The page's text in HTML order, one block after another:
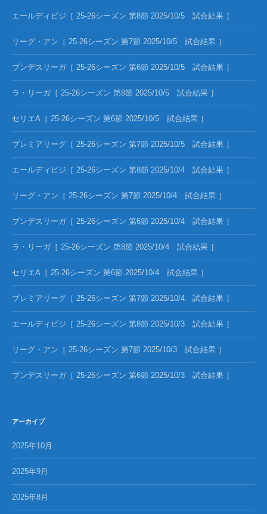
エールディビジ［ 25-26シーズン 第8節 2025/10/5 試合結果 ］
リーグ・アン［ 25-26シーズン 第7節 2025/10/5 試合結果 ］
ブンデスリーガ［ 25-26シーズン 第6節 2025/10/5 試合結果 ］
ラ・リーガ［ 25-26シーズン 第8節 2025/10/5 試合結果 ］
セリエA［ 25-26シーズン 第6節 2025/10/5 試合結果 ］
プレミアリーグ［ 25-26シーズン 第7節 2025/10/5 試合結果 ］
エールディビジ［ 25-26シーズン 第8節 2025/10/4 試合結果 ］
リーグ・アン［ 25-26シーズン 第7節 2025/10/4 試合結果 ］
ブンデスリーガ［ 25-26シーズン 第6節 2025/10/4 試合結果 ］
ラ・リーガ［ 25-26シーズン 第8節 2025/10/4 試合結果 ］
セリエA［ 25-26シーズン 第6節 2025/10/4 試合結果 ］
プレミアリーグ［ 25-26シーズン 第7節 2025/10/4 試合結果 ］
エールディビジ［ 25-26シーズン 第8節 2025/10/3 試合結果 ］
リーグ・アン［ 25-26シーズン 第7節 2025/10/3 試合結果 ］
ブンデスリーガ［ 25-26シーズン 第6節 2025/10/3 試合結果 ］
アーカイブ
2025年10月
2025年9月
2025年8月